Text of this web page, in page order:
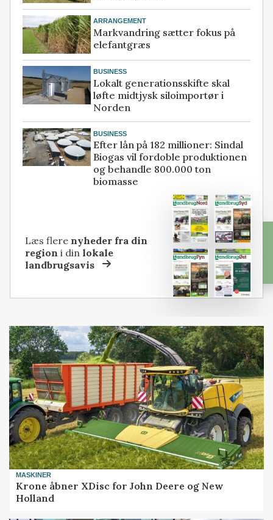
ARRANGEMENT
Markvandring sætter fokus på
elefantgræs
BUSINESS
Lokalt generationsskifte skal
løfte midtjysk siloimportør i
Norden
BUSINESS
Efter lån på 182 millioner: Sindal
Biogas vil fordoble produktionen
og behandle 800.000 ton
biomasse
Læs flere nyheder fra din
region i dinlokale
landbrugsavis
MASKINER
Krone åbner XDisc for John Deere og New
Holland